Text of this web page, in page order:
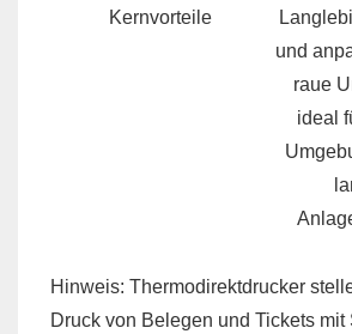
Kernvorteile
und
raue
ideal
Hinweis: Thermodirektdrucker
Druck von Belegen und Tickets